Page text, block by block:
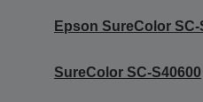
Epson SureColor SC-
SureColor SC-S40600